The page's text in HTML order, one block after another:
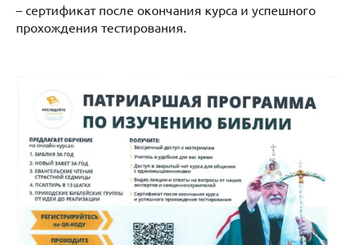
– сертификат после окончания курса и успешного
прохождения тестирования.